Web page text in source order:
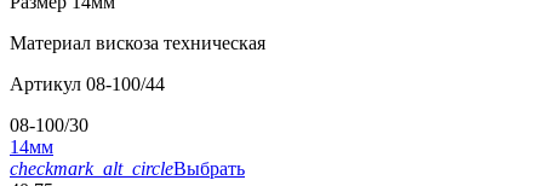
Материал вискоза техническая
Артикул 08-100/44
08-100/30
14мм
checkmark_alt_circleВыбрать